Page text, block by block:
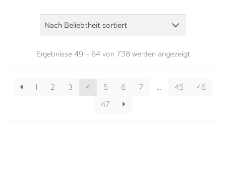
Ergebnisse 49 – 64 von 738 werden angezeigt
1 2 3 4 5 6 7 … 45
46
47